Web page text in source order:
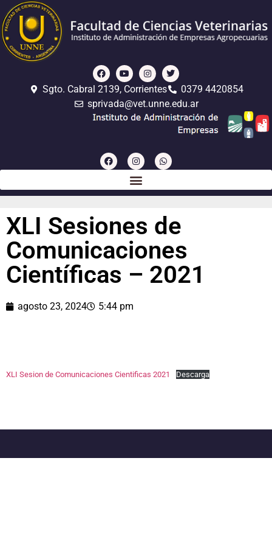
Sgto. Cabral 2139, Corrientes
0379 4420854
sprivada@vet.unne.edu.ar
XLI Sesiones de
Comunicaciones
Científicas – 2021
agosto 23, 2024 5:44 pm
XLI Sesion de Comunicaciones Cientificas 2021 Descarga